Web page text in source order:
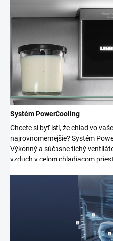
Systém PowerCooling
Chcete si byť istí, že chlad vo
najrovnomernejšie? Systém
Výkonný a súčasne tichý
vzduch v celom chladiacom